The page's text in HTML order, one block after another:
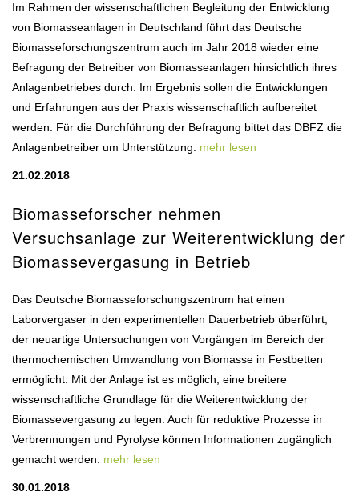
Im Rahmen der wissenschaftlichen Begleitung der Entwicklung
von Biomasseanlagen in Deutschland führt das Deutsche
Biomasseforschungszentrum auch im Jahr 2018 wieder eine
Befragung der Betreiber von Biomasseanlagen hinsichtlich ihres
Anlagenbetriebes durch. Im Ergebnis sollen die Entwicklungen
und Erfahrungen aus der Praxis wissenschaftlich aufbereitet
werden. Für die Durchführung der Befragung bittet das DBFZ die
Anlagenbetreiber um Unterstützung. mehr lesen
21.02.2018
Biomasseforscher nehmen
Versuchsanlage zur Weiterentwicklung der
Biomassevergasung in Betrieb
Das Deutsche Biomasseforschungszentrum hat einen
Laborvergaser in den experimentellen Dauerbetrieb überführt,
der neuartige Untersuchungen von Vorgängen im Bereich der
thermochemischen Umwandlung von Biomasse in Festbetten
ermöglicht. Mit der Anlage ist es möglich, eine breitere
wissenschaftliche Grundlage für die Weiterentwicklung der
Biomassevergasung zu legen. Auch für reduktive Prozesse in
Verbrennungen und Pyrolyse können Informationen zugänglich
gemacht werden. mehr lesen
30.01.2018